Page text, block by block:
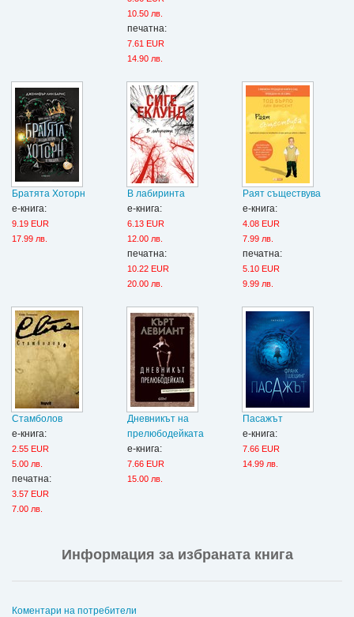
10.50 лв.
печатна:
7.61 EUR
14.90 лв.
Братята Хоторн
е-книга:
9.19 EUR
17.99 лв.
В лабиринта
е-книга:
6.13 EUR
12.00 лв.
печатна:
10.22 EUR
20.00 лв.
Раят съществува
е-книга:
4.08 EUR
7.99 лв.
печатна:
5.10 EUR
9.99 лв.
Стамболов
е-книга:
2.55 EUR
5.00 лв.
печатна:
3.57 EUR
7.00 лв.
Дневникът на
прелюбодейката
е-книга:
7.66 EUR
15.00 лв.
Пасажът
е-книга:
7.66 EUR
14.99 лв.
Информация за избраната книга
Коментари на потребители